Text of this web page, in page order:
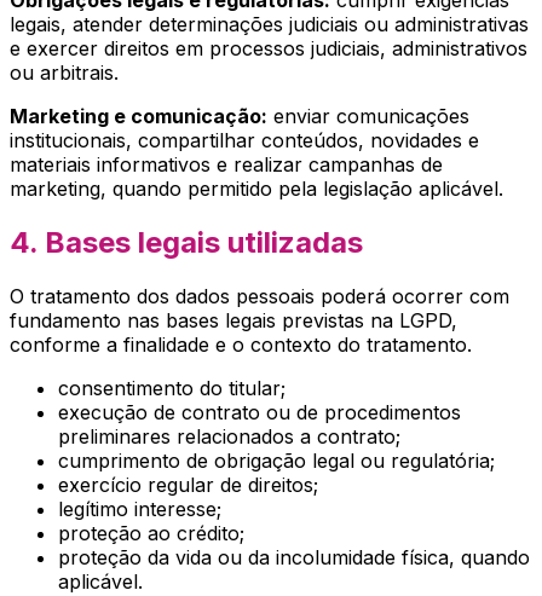
legais, atender determinações judiciais ou administrativas
e exercer direitos em processos judiciais, administrativos
ou arbitrais.
Marketing e comunicação: enviar comunicações
institucionais, compartilhar conteúdos, novidades e
materiais informativos e realizar campanhas de
marketing, quando permitido pela legislação aplicável.
4. Bases legais utilizadas
O tratamento dos dados pessoais poderá ocorrer com
fundamento nas bases legais previstas na LGPD,
conforme a finalidade e o contexto do tratamento.
consentimento do titular;
execução de contrato ou de procedimentos
preliminares relacionados a contrato;
cumprimento de obrigação legal ou regulatória;
exercício regular de direitos;
legítimo interesse;
proteção ao crédito;
proteção da vida ou da incolumidade física, quando
aplicável.